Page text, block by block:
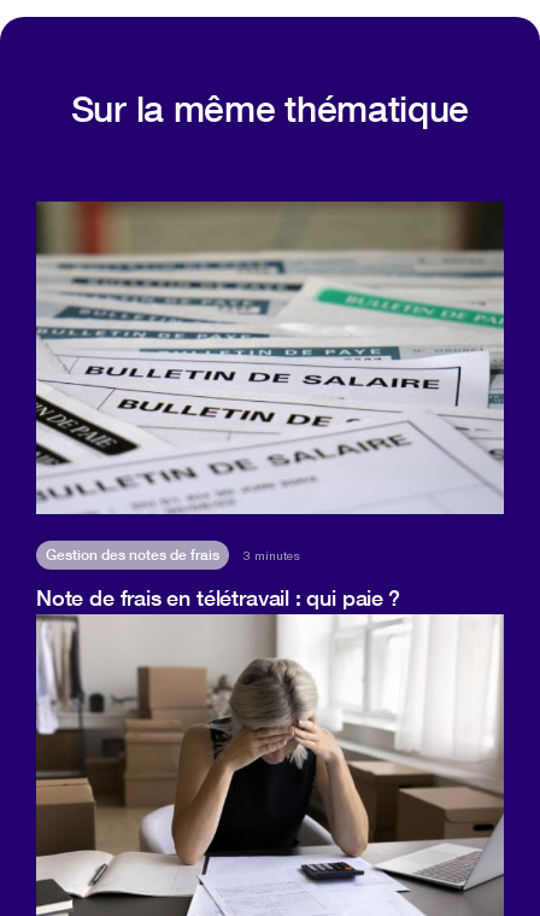
Sur la même thématique
Gestion des notes de frais 3 minutes
Note de frais en télétravail : qui paie ?